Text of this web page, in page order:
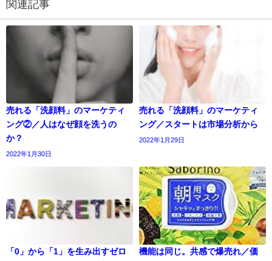
関連記事
売れる「洗顔料」のマーケティ
ング②／人はなぜ顔を洗うの
か？
2022年1月30日
売れる「洗顔料」のマーケティ
ング／スタートは市場分析から
2022年1月29日
「0」から「1」を生み出すゼロ
機能は同じ。共感で爆売れ／価